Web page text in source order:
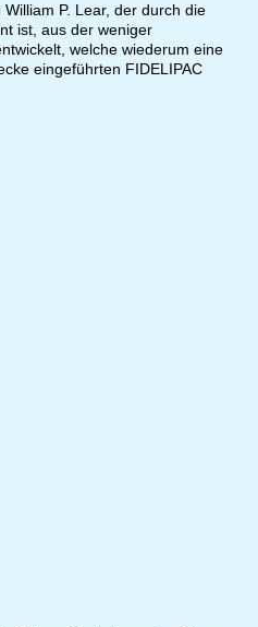
P. Lear, der durch die
ist, aus der weniger
welche wiederum eine
eingeführten FIDELIPAC